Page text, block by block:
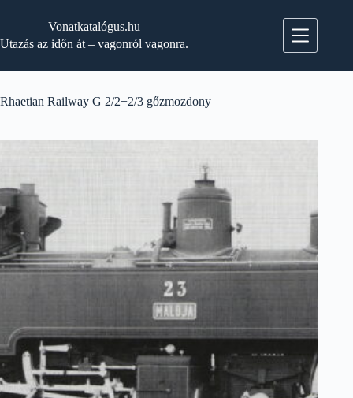
Vonatkatalógus.hu
Utazás az időn át – vagonról vagonra.
Rhaetian Railway G 2/2+2/3 gőzmozdony